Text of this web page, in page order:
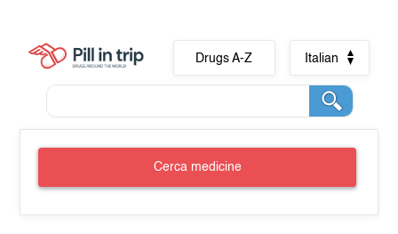
Drugs A-Z Italian
Cerca medicine